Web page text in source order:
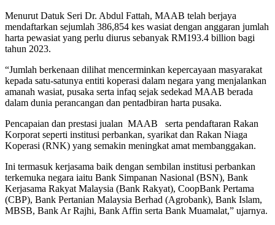
Menurut Datuk Seri Dr. Abdul Fattah, MAAB telah berjaya
mendaftarkan sejumlah 386,854 kes wasiat dengan anggaran jumlah
harta pewasiat yang perlu diurus sebanyak RM193.4 billion bagi
tahun 2023.
“Jumlah berkenaan dilihat mencerminkan kepercayaan masyarakat
kepada satu-satunya entiti koperasi dalam negara yang menjalankan
amanah wasiat, pusaka serta infaq sejak sedekad MAAB berada
dalam dunia perancangan dan pentadbiran harta pusaka.
Pencapaian dan prestasi jualan MAAB serta pendaftaran Rakan
Korporat seperti institusi perbankan, syarikat dan Rakan Niaga
Koperasi (RNK) yang semakin meningkat amat membanggakan.
Ini termasuk kerjasama baik dengan sembilan institusi perbankan
terkemuka negara iaitu Bank Simpanan Nasional (BSN), Bank
Kerjasama Rakyat Malaysia (Bank Rakyat), CoopBank Pertama
(CBP), Bank Pertanian Malaysia Berhad (Agrobank), Bank Islam,
MBSB, Bank Ar Rajhi, Bank Affin serta Bank Muamalat,” ujarnya.